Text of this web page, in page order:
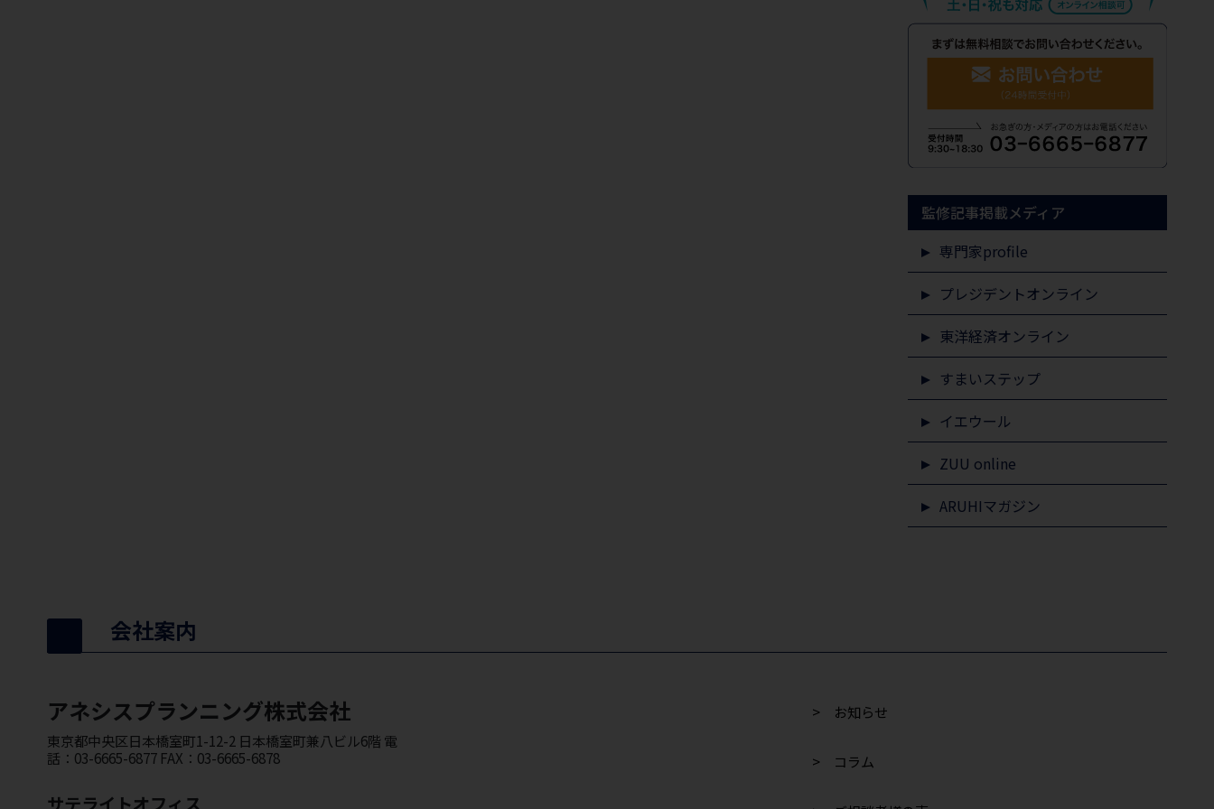
監修記事掲載メディア
専門家profile
プレジデントオンライン
東洋経済オンライン
すまいステップ
イエウール
ZUU online
ARUHIマガジン
会社案内
アネシスプランニング株式会社
東京都中央区日本橋室町1-12-2 日本橋室町兼八ビル6階 電
話：03-6665-6877 FAX：03-6665-6878
サテライトオフィス
> お知らせ
> コラム